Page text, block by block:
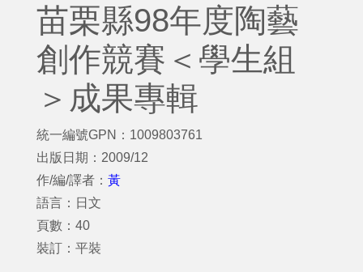
苗栗縣98年度陶藝
創作競賽＜學生組
＞成果專輯
統一編號GPN：1009803761
出版日期：2009/12
作/編/譯者： 黃
語言：日文
頁數：40
裝訂：平裝